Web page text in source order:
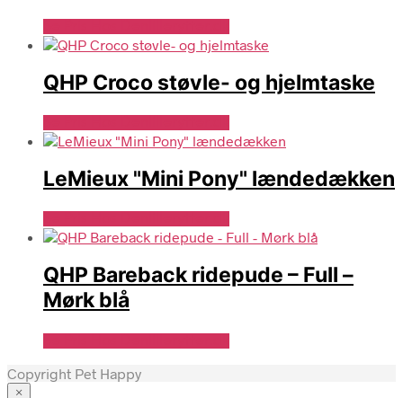
QHP Croco støvle- og hjelmtaske
LeMieux "Mini Pony" lændedækken
QHP Bareback ridepude – Full –
Mørk blå
Copyright Pet Happy
×